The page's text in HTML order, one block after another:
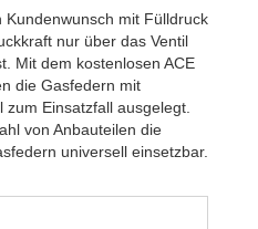
mit Fülldruck
nur über das Ventil
Mit dem kostenlosen ACE
die Gasfedern mit
zum Einsatzfall ausgelegt.
von Anbauteilen die
universell einsetzbar.